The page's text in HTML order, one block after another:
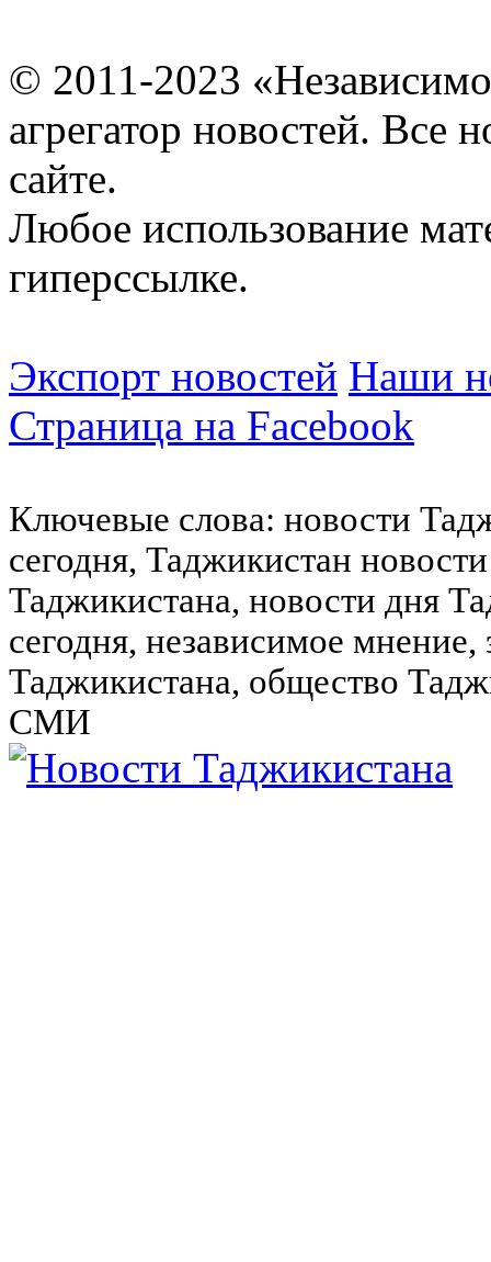
© 2011-2023
агрегатор новостей. Все
сайте.
Любое использование
гиперссылке.
Экспорт новостей Наши
Страница на Facebook
Ключевые слова: новости
сегодня, Таджикистан
Таджикистана, новости дня
сегодня, независимое
Таджикистана, общество
СМИ